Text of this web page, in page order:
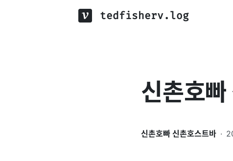
tedfisherv.log
신촌호
신촌호빠 신촌호스트바 ·